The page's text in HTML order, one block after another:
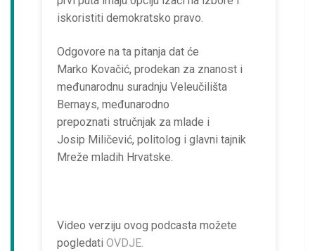
iskoristiti demokratsko pravo.
Odgovore na ta pitanja dat će
Marko Kovačić, prodekan za znanost i
međunarodnu suradnju Veleučilišta
Bernays, međunarodno
prepoznati stručnjak za mlade i
Josip Miličević, politolog i glavni tajnik
Mreže mladih Hrvatske.
Video verziju ovog podcasta možete
pogledati OVDJE.